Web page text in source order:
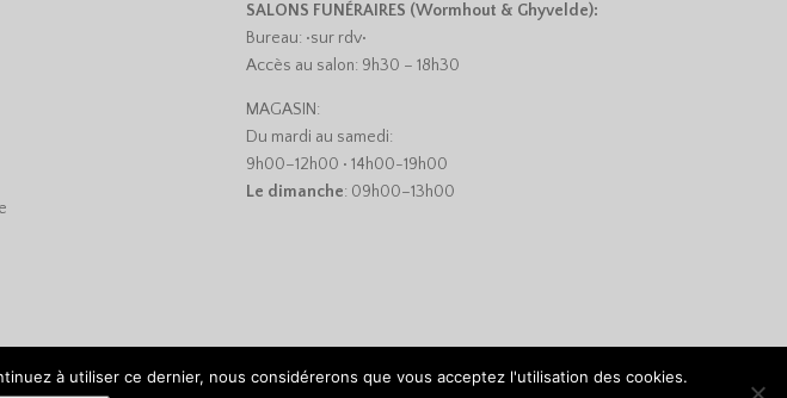
SALONS FUNÉRAIRES (Wormhout & Ghyvelde):
Bureau: •sur rdv•
Accès au salon: 9h30 – 18h30
MAGASIN:
Du mardi au samedi:
9h00–12h00 • 14h00-19h00
Le dimanche: 09h00–13h00
à utiliser ce dernier, nous considérerons que vous acceptez l'utilisation des cookies.